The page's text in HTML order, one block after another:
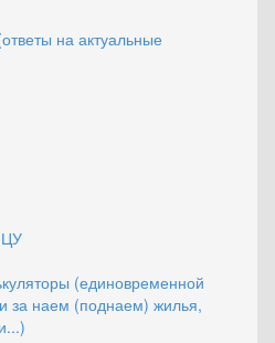
на актуальные
(единовременной
за наем (поднаем) жилья,